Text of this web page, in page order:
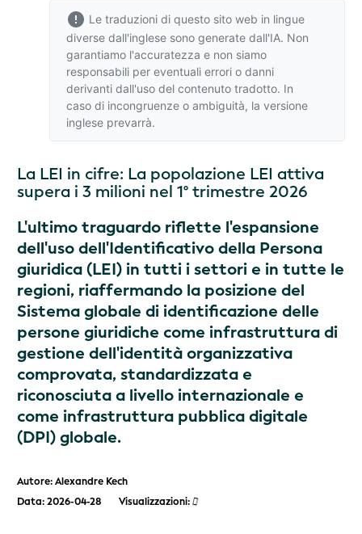
Le traduzioni di questo sito web in lingue
diverse dall'inglese sono generate dall'IA. Non
garantiamo l'accuratezza e non siamo
responsabili per eventuali errori o danni
derivanti dall'uso del contenuto tradotto. In
caso di incongruenze o ambiguità, la versione
inglese prevarrà.
La LEI in cifre: La popolazione LEI attiva
supera i 3 milioni nel 1° trimestre 2026
L'ultimo traguardo riflette l'espansione
dell'uso dell'Identificativo della Persona
giuridica (LEI) in tutti i settori e in tutte le
regioni, riaffermando la posizione del
Sistema globale di identificazione delle
persone giuridiche come infrastruttura di
gestione dell'identità organizzativa
comprovata, standardizzata e
riconosciuta a livello internazionale e
come infrastruttura pubblica digitale
(DPI) globale.
Autore: Alexandre Kech
Data: 2026-04-28
Visualizzazioni: